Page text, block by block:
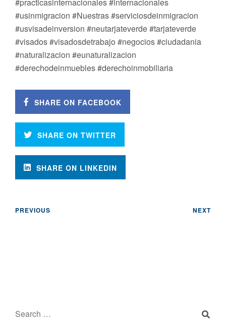
#usinmigracion #Nuestras #serviciosdeinmigracion
#usvisadeinversion #neutarjateverde #tarjateverde
#visados #visadosdetrabajo #negocios #ciudadania
#naturalizacion #eunaturalizacion
#derechodeinmuebles #derechoinmobiliaria
SHARE ON FACEBOOK
SHARE ON TWITTER
SHARE ON LINKEDIN
PREVIOUS NEXT